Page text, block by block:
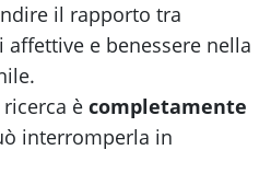
il rapporto tra
e benessere nella
è completamente
interromperla in